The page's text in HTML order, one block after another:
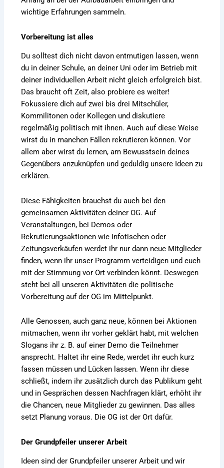
wichtige Erfahrungen sammeln.
Vorbereitung ist alles
Du solltest dich nicht davon entmutigen lassen, wenn
du in deiner Schule, an deiner Uni oder im Betrieb mit
deiner individuellen Arbeit nicht gleich erfolgreich bist.
Das braucht oft Zeit, also probiere es weiter!
Fokussiere dich auf zwei bis drei Mitschüler,
Kommilitonen oder Kollegen und diskutiere
regelmäßig politisch mit ihnen. Auch auf diese Weise
wirst du in manchen Fällen rekrutieren können. Vor
allem aber wirst du lernen, am Bewusstsein deines
Gegenübers anzuknüpfen und geduldig unsere Ideen zu
erklären.
Diese Fähigkeiten brauchst du auch bei den
gemeinsamen Aktivitäten deiner OG. Auf
Veranstaltungen, bei Demos oder
Rekrutierungsaktionen wie Infotischen oder
Zeitungsverkäufen werdet ihr nur dann neue Mitglieder
finden, wenn ihr unser Programm verteidigen und euch
mit der Stimmung vor Ort verbinden könnt. Deswegen
steht bei all unseren Aktivitäten die politische
Vorbereitung auf der OG im Mittelpunkt.
Alle Genossen, auch ganz neue, können bei Aktionen
mitmachen, wenn ihr vorher geklärt habt, mit welchen
Slogans ihr z. B. auf einer Demo die Teilnehmer
ansprecht. Haltet ihr eine Rede, werdet ihr euch kurz
fassen müssen und Lücken lassen. Wenn ihr diese
schließt, indem ihr zusätzlich durch das Publikum geht
und in Gesprächen dessen Nachfragen klärt, erhöht ihr
die Chancen, neue Mitglieder zu gewinnen. Das alles
setzt Planung voraus. Die OG ist der Ort dafür.
Der Grundpfeiler unserer Arbeit
Ideen sind der Grundpfeiler unserer Arbeit und wir